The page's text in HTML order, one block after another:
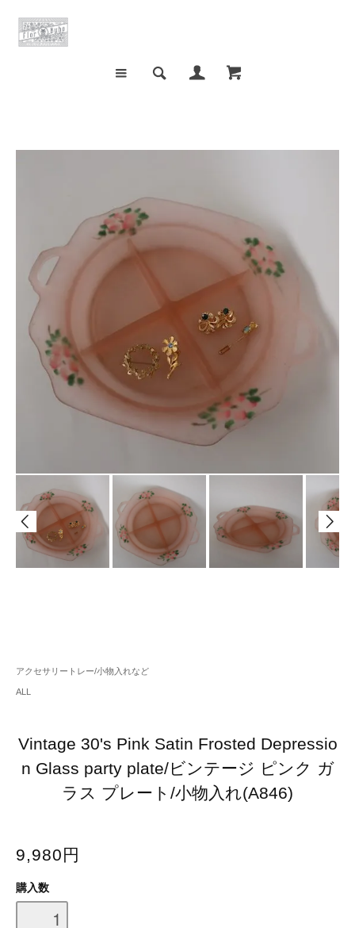
アクセサリートレー/小物入れなど
ALL
Vintage 30's Pink Satin Frosted Depressio
n Glass party plate/ビンテージ ピンク ガ
ラス プレート/小物入れ(A846)
9,980円
購入数